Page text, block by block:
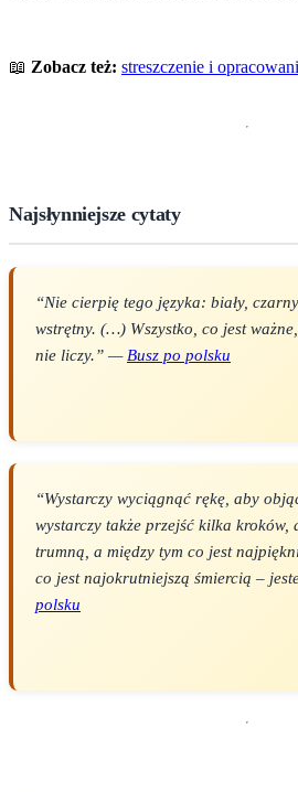
📖 Zobacz też: streszczenie i
Najsłynniejsze cytaty
“Nie cierpię tego języka: biały,
wstrętny. (…) Wszystko, co jest
nie liczy.” — Busz po polsku
“Wystarczy wyciągnąć rękę, aby
wystarczy także przejść kilka kroków,
trumną, a między tym co jest
co jest najokrutniejszą śmiercią –
polsku